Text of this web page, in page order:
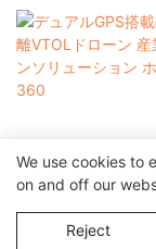
デュアルGPS搭
距離VTOLドロ
We use cookies to
on and off our
Reject